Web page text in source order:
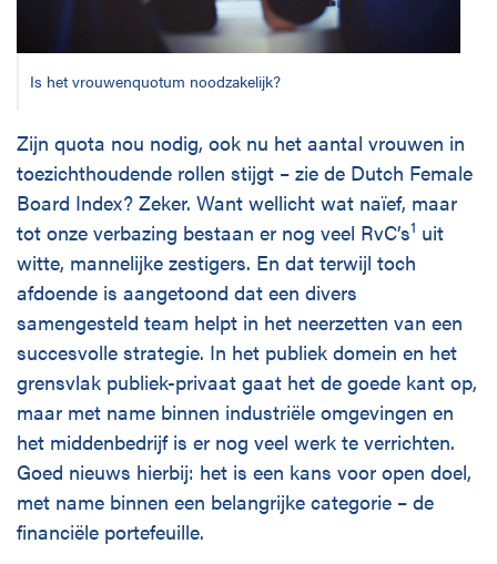
Is het vrouwenquotum noodzakelijk?
Zijn quota nou nodig, ook nu het aantal vrouwen in
toezichthoudende rollen stijgt – zie de Dutch Female
Board Index? Zeker. Want wellicht wat naïef, maar
tot onze verbazing bestaan er nog veel RvC’s1 uit
witte, mannelijke zestigers. En dat terwijl toch
afdoende is aangetoond dat een divers
samengesteld team helpt in het neerzetten van een
succesvolle strategie. In het publiek domein en het
grensvlak publiek-privaat gaat het de goede kant op,
maar met name binnen industriële omgevingen en
het middenbedrijf is er nog veel werk te verrichten.
Goed nieuws hierbij: het is een kans voor open doel,
met name binnen een belangrijke categorie – de
financiële portefeuille.